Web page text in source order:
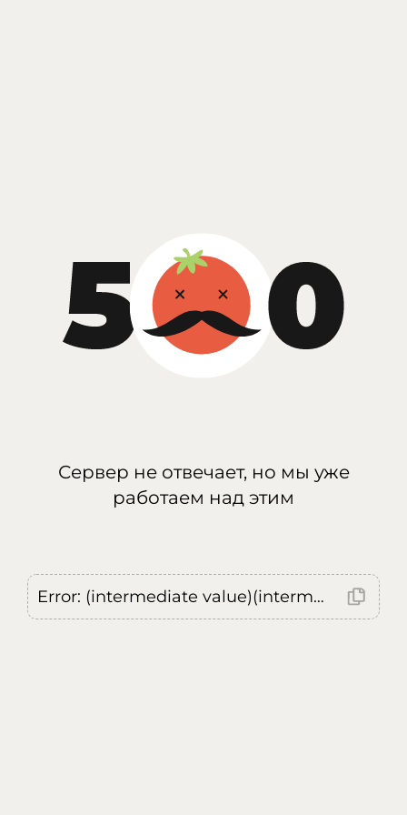
Сервер не отвечает, но мы уже
работаем над этим
Error: (intermediate value)(intermediate value)(intermediate value).replaceAll is not a function